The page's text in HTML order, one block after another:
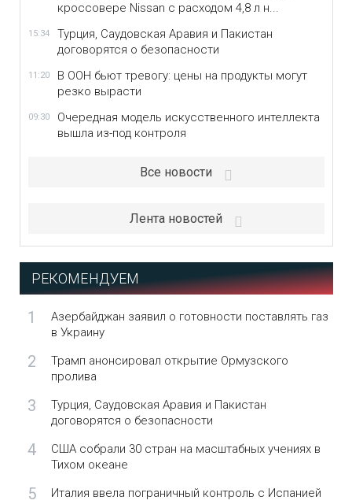
кроссовере Nissan с расходом 4,8 л н...
15:34
Турция, Саудовская Аравия и Пакистан
договорятся о безопасности
11:20
В ООН бьют тревогу: цены на продукты могут
резко вырасти
09:30
Очередная модель искусственного интеллекта
вышла из-под контроля
Все новости
Лента новостей
РЕКОМЕНДУЕМ
1
Азербайджан заявил о готовности поставлять газ
в Украину
2
Трамп анонсировал открытие Ормузского
пролива
3
Турция, Саудовская Аравия и Пакистан
договорятся о безопасности
4
США собрали 30 стран на масштабных учениях в
Тихом океане
5 Италия ввела пограничный контроль с Испанией